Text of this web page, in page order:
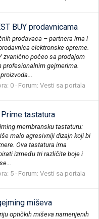
BUY prodavnicama
prodavaca – partnera ima i
elektronske opreme.
zvanično počeo sa prodajom
profesionalnim gejmerima.
0 Forum: Vesti sa portala
Prime tastatura
membransku tastaturu:
malo agresivniji dizajn koji bi
Ova tastatura ima
između tri različite boje i
5 Forum: Vesti sa portala
miševa
optičkih miševa namenjenih